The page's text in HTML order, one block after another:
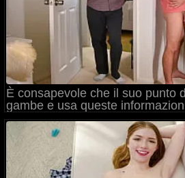
È consapevole che il suo punto
gambe e usa queste